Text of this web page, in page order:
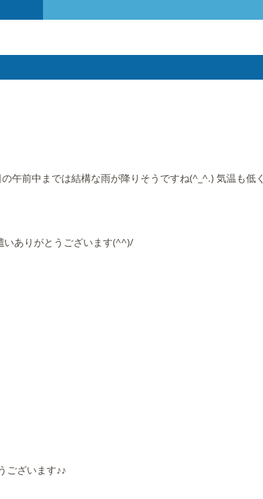
午前中までは結構な雨が降りそうですね(^_^.) 気温も低く
ありがとうございます(^^)/
ございます♪♪